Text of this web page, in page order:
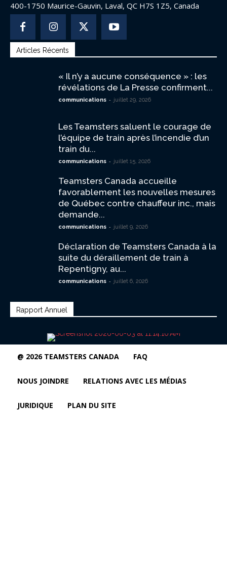
400-1750 Maurice-Gauvin, Laval, QC H7S 1Z5, Canada
Articles Récents
« Il n’y a aucune conséquence » : les
révélations de La Presse confirment...
communications - juillet 29, 2026
Les Teamsters saluent le courage de
l’équipe de train après l’incendie d’un
train du...
communications - juillet 15, 2026
Teamsters Canada accueille
favorablement les nouvelles mesures
de Québec contre chauffeur inc., mais
demande...
communications - juillet 9, 2026
Déclaration de Teamsters Canada à la
suite du déraillement de train à
Repentigny, au...
communications - juillet 6, 2026
Rapport Annuel
@ 2026 TEAMSTERS CANADA FAQ
NOUS JOINDRE RELATIONS AVEC LES MÉDIAS
JURIDIQUE PLAN DU SITE